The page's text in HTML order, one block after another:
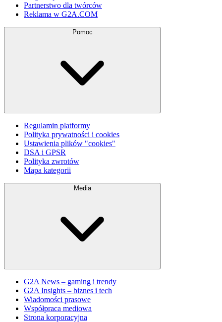
Partnerstwo dla twórców
Reklama w G2A.COM
Pomoc
Regulamin platformy
Polityka prywatności i cookies
Ustawienia plików "cookies"
DSA i GPSR
Polityka zwrotów
Mapa kategorii
Media
G2A News – gaming i trendy
G2A Insights – biznes i tech
Wiadomości prasowe
Współpraca mediowa
Strona korporacyjna